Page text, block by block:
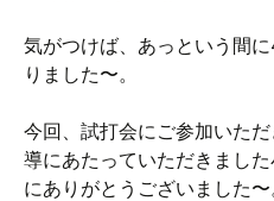
気がつけば、あっという間
りました〜。
今回、試打会にご参加いた
導にあたっていただきまし
にありがとうございました